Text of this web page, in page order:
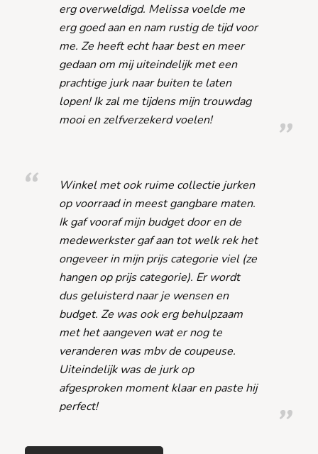
erg overweldigd. Melissa voelde me
erg goed aan en nam rustig de tijd voor
me. Ze heeft echt haar best en meer
gedaan om mij uiteindelijk met een
prachtige jurk naar buiten te laten
lopen! Ik zal me tijdens mijn trouwdag
mooi en zelfverzekerd voelen!
Winkel met ook ruime collectie jurken
op voorraad in meest gangbare maten.
Ik gaf vooraf mijn budget door en de
medewerkster gaf aan tot welk rek het
ongeveer in mijn prijs categorie viel (ze
hangen op prijs categorie). Er wordt
dus geluisterd naar je wensen en
budget. Ze was ook erg behulpzaam
met het aangeven wat er nog te
veranderen was mbv de coupeuse.
Uiteindelijk was de jurk op
afgesproken moment klaar en paste hij
perfect!